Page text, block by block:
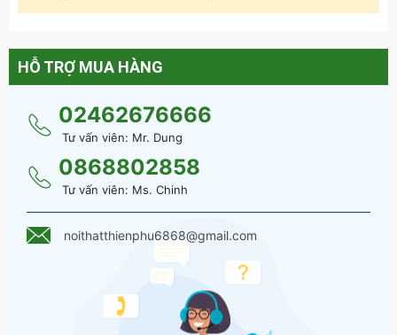
HỖ TRỢ MUA HÀNG
02462676666
Tư vấn viên: Mr. Dung
0868802858
Tư vấn viên: Ms. Chinh
noithatthienphu6868@gmail.com